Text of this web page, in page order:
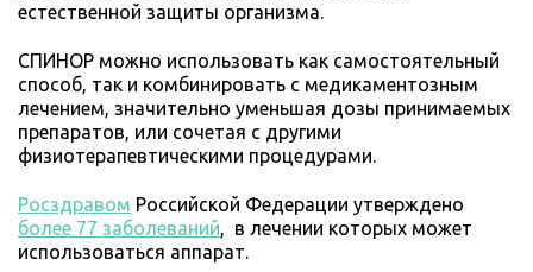
естественной защиты организма.
СПИНОР можно использовать как самостоятельный
способ, так и комбинировать с медикаментозным
лечением, значительно уменьшая дозы принимаемых
препаратов, или сочетая с другими
физиотерапевтическими процедурами.
Росздравом Российской Федерации утверждено
более 77 заболеваний, в лечении которых может
использоваться аппарат.